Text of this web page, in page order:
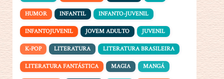
HUMOR INFANTIL INFANTO-JUVENIL
INFANTOJUVENIL JOVEM ADULTO JUVENIL
K-POP LITERATURA LITERATURA BRASILEIRA
LITERATURA FANTÁSTICA MAGIA MANGÁ